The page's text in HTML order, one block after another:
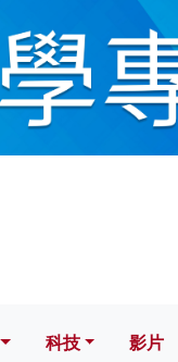
科技 影片
科技 影片